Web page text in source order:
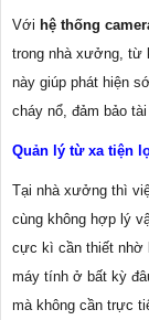
Với hệ thống
trong nhà xưởng, từ
này giúp phát hiện
cháy nổ, đảm bảo
Quản lý từ xa tiện
Tại nhà xưởng thì
cùng không hợp lý
cực kì cần thiết nhờ
máy tính ở bất kỳ
mà không cần trực